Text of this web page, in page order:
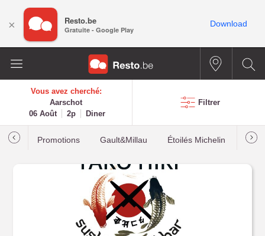
Vous avez cherché:
Aarschot
06 Août
2p Diner
Filtrer
Promotions Gault&Millau Étoilés Michelin Les
× Resto.be
Gratuite - Google Play
Download